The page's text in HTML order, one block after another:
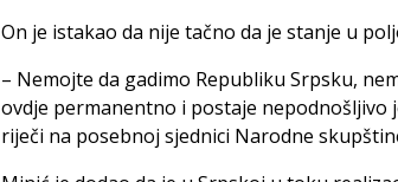
On je istakao da nije tačno da je stanje u
– Nemojte da gadimo Republiku Srpsku,
ovd‌je permanentno i postaje nepodnošljivo
riječi na posebnoj sjednici Narodne